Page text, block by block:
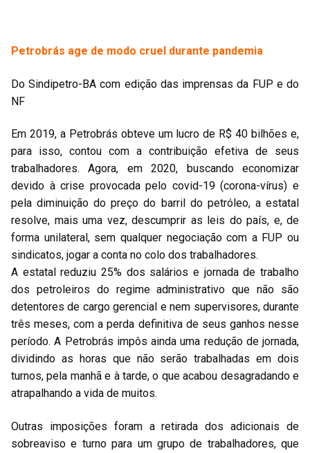
Petrobrás age de modo cruel durante pandemia
Do Sindipetro-BA com edição das imprensas da FUP e do
NF
Em 2019, a Petrobrás obteve um lucro de R$ 40 bilhões e,
para isso, contou com a contribuição efetiva de seus
trabalhadores. Agora, em 2020, buscando economizar
devido à crise provocada pelo covid-19 (corona-vírus) e
pela diminuição do preço do barril do petróleo, a estatal
resolve, mais uma vez, descumprir as leis do país, e, de
forma unilateral, sem qualquer negociação com a FUP ou
sindicatos, jogar a conta no colo dos trabalhadores.
A estatal reduziu 25% dos salários e jornada de trabalho
dos petroleiros do regime administrativo que não são
detentores de cargo gerencial e nem supervisores, durante
três meses, com a perda definitiva de seus ganhos nesse
período. A Petrobrás impôs ainda uma redução de jornada,
dividindo as horas que não serão trabalhadas em dois
turnos, pela manhã e à tarde, o que acabou desagradando e
atrapalhando a vida de muitos.
Outras imposições foram a retirada dos adicionais de
sobreaviso e turno para um grupo de trabalhadores, que